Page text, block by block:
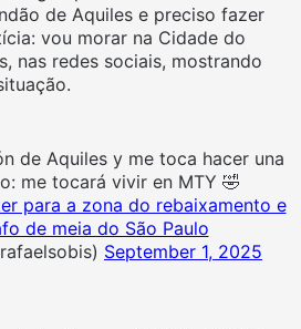
de Aquiles e preciso fazer
vou morar na Cidade do
nas redes sociais, mostrando
de Aquiles y me toca hacer una
me tocará vivir en MTY 🤣
para a zona do rebaixamento e
de meia do São Paulo
September 1, 2025